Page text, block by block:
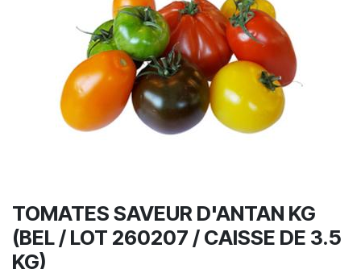
TOMATES SAVEUR D'ANTAN KG
(BEL / LOT 260207 / CAISSE DE 3.5
KG)